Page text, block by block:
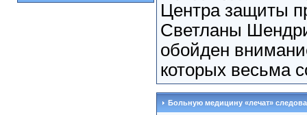
Центра защиты
Светланы
обойден
которых весьма
Больную медицину «лечат»